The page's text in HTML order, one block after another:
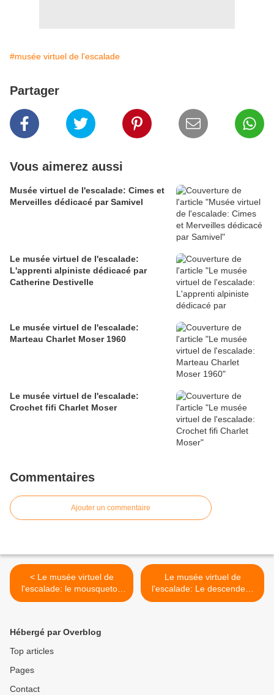
#musée virtuel de l'escalade
Partager
Vous aimerez aussi
Musée virtuel de l'escalade: Cimes et
Merveilles dédicacé par Samivel
Le musée virtuel de l'escalade:
L'apprenti alpiniste dédicacé par
Catherine Destivelle
Le musée virtuel de l'escalade:
Marteau Charlet Moser 1960
Le musée virtuel de l'escalade:
Crochet fifi Charlet Moser
Commentaires
Ajouter un commentaire
< Le musée virtuel de
l'escalade: le mousqueton
Pierre Allain 1966
Le musée virtuel de
l'escalade: Le descendeur
Pierre Allain 77 - 1977 >
Hébergé par Overblog
Top articles
Pages
Contact